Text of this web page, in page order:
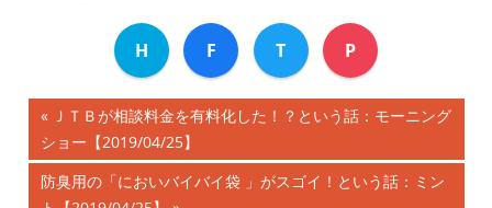
H F T P
投
稿
前
の
記
事:
ＪＴＢが相談料金を有料化した！？という話：モーニング
ショー【2019/04/25】
次
防臭用の「においバイバイ袋 」がスゴイ！という話：ミン